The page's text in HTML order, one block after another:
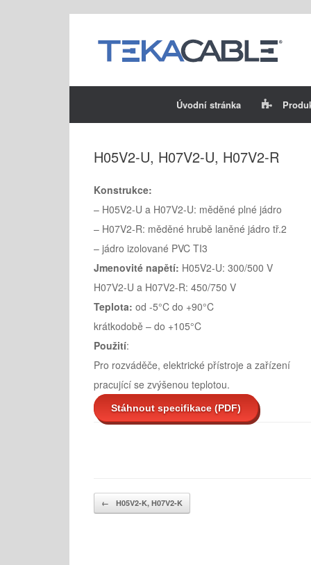
content
Úvodní stránka
H05V2-U, H07V2-U, H07V2-R
Konstrukce:
– H05V2-U a H07V2-U: měděné plné jádro
– H07V2-R: měděné hrubě laněné jádro tř.2
– jádro izolované PVC TI3
Jmenovité napětí: H05V2-U: 300/500 V
H07V2-U a H07V2-R: 450/750 V
Teplota: od -5°C do +90°C
krátkodobě – do +105°C
Použití:
Pro rozváděče, elektrické přístroje a zařízení
pracující se zvýšenou teplotou.
Stáhnout specifikace (PDF)
Post navigation
← H05V2-K, H07V2-K